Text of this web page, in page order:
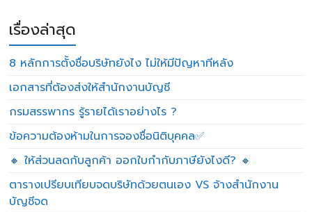
เรื่องล่าสุด
8 หลักการตั้งชื่อบริษัทยังไง ไม่ให้มีปัญหาทีหลัง
เอกสารที่ต้องส่งให้สำนักงานบัญชี
กรมสรรพากร รู้รายได้เราอย่างไร ?
ข้อความต้องห้ามในการจองชื่อนิติบุคคล✅
🔸 ให้ส่วนลดกับลูกค้า ออกใบกำกับภาษียังไงดี? 🔸
ตารางเปรียบเทียบจดบริษัทด้วยตนเอง VS จ้างสำนักงาน
บัญชีจด